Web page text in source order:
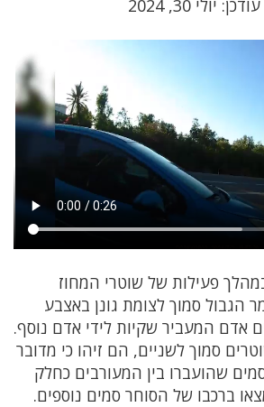
יולי 30, 2024
10/07/24 במהלך פעילות של שוטרי המחוז
הגבול סמוך לצומת גונן באצבע
אדם המעביר שקיות לידי אדם נוסף.
סמוך לשניים, הם זיהו כי מדובר
שהועברו בין המעורבים כחלק
ברכבו של הסוחר סמים נוספים.